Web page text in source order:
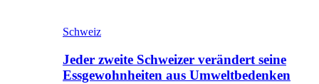
Schweiz
Jeder zweite Schweizer verändert seine
Essgewohnheiten aus Umweltbedenken